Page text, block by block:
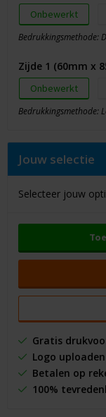
Onbewerkt
Bedrukkingsmethode:
Zijde 1 (60mm x
Onbewerkt
Bedrukkingsmethode:
Jouw selectie
Selecteer jouw
Gratis
Logo uploaden
Betalen op
100%